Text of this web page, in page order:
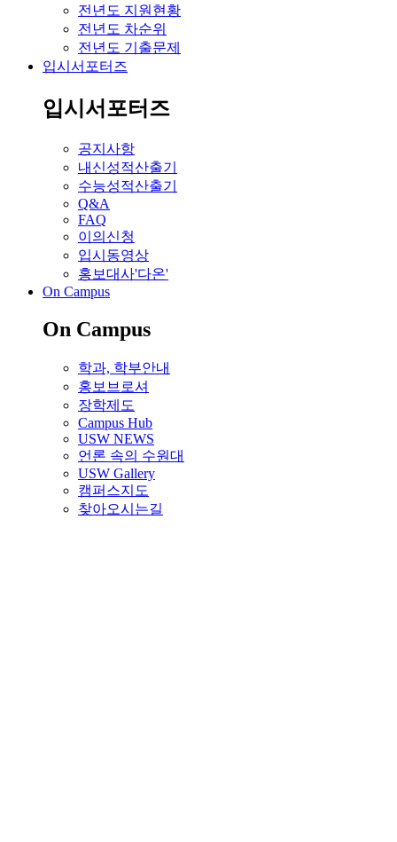
전년도 지원현황
전년도 차순위
전년도 기출문제
입시서포터즈
입시서포터즈
공지사항
내신성적산출기
수능성적산출기
Q&A
FAQ
이의신청
입시동영상
홍보대사'다온'
On Campus
On Campus
학과, 학부안내
홍보브로셔
장학제도
Campus Hub
USW NEWS
언론 속의 수원대
USW Gallery
캠퍼스지도
찾아오시는길